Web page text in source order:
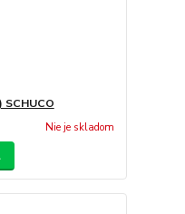
SCHUCO
Nie je skladom